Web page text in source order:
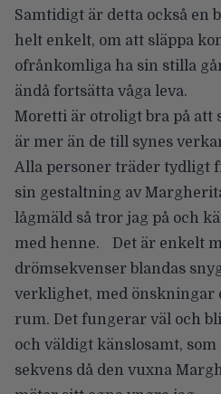
Samtidigt är detta också en
helt enkelt, om att släppa
ofrånkomliga ha sin stilla
ändå fortsätta våga leva.
Moretti är otroligt bra på att
är mer än de till synes
Alla personer träder tydligt
sin gestaltning av
lågmäld så tror jag på och
med henne. Det är enkelt
drömsekvenser blandas
verklighet, med önskningar
rum. Det fungerar väl och
och väldigt känslosamt,
sekvens då den vuxna